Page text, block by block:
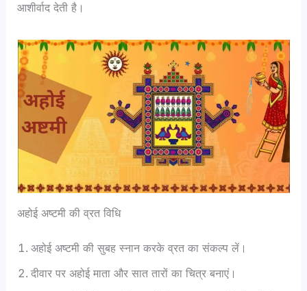
आशीर्वाद देती है।
अहोई अष्टमी की व्रत विधि
अहोई अष्टमी की सुबह स्नान करके व्रत का संकल्प लें।
दीवार पर अहोई माता और सात तारों का चित्र बनाएं।